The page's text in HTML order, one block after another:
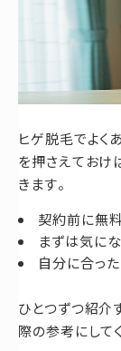
ヒゲ脱毛でよく
を押さえておけ
きます。
契約前に無
まずは気に
自分に合っ
ひとつずつ紹介
際の参考にして